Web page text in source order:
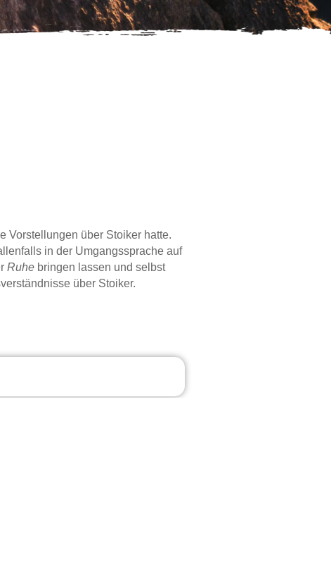
Vorstellungen über Stoiker hatte.
in der Umgangssprache auf
Ruhe bringen lassen und selbst
über Stoiker.